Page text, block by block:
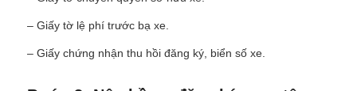
– Giấy tờ lệ phí trước bạ xe.
– Giấy chứng nhận thu hồi đăng ký, biển số xe.